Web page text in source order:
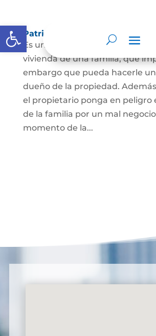
Abrir barra de herramientas
Patrimonio de familia
Es una clase especial de
vivienda de una familia, que
embargo que pueda hacerle
dueño de la propiedad.
el propietario ponga en peligro
de la familia por un mal
momento de la...